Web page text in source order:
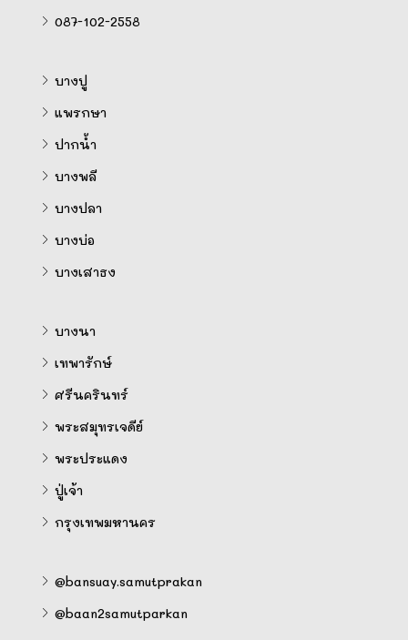
087-102-2558
บางปู
แพรกษา
ปากน้ำ
บางพลี
บางปลา
บางบ่อ
บางเสาธง
บางนา
เทพารักษ์
ศรีนครินทร์
พระสมุทรเจดีย์
พระประแดง
ปู่เจ้า
กรุงเทพมหานคร
@bansuay.samutprakan
@baan2samutparkan